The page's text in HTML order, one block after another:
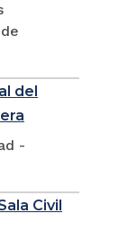
del
-
Civil